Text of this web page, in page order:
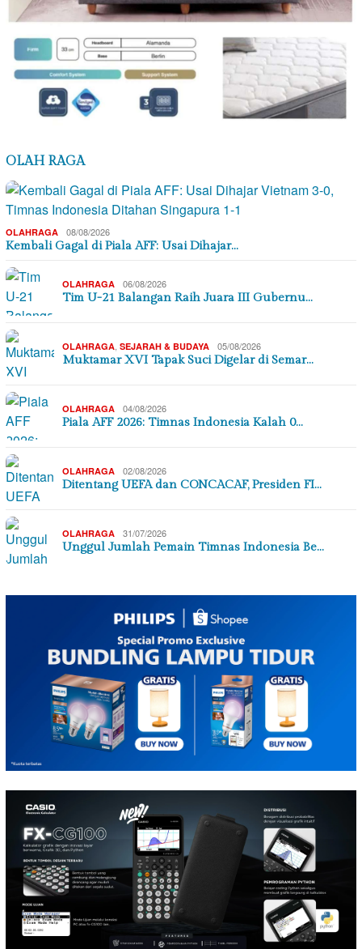
OLAH RAGA
OLAHRAGA 08/08/2026
Kembali Gagal di Piala AFF: Usai Dihajar…
OLAHRAGA 06/08/2026
Tim U-21 Balangan Raih Juara III Gubernu…
OLAHRAGA, SEJARAH & BUDAYA 05/08/2026
Muktamar XVI Tapak Suci Digelar di Semar…
OLAHRAGA 04/08/2026
Piala AFF 2026: Timnas Indonesia Kalah 0…
OLAHRAGA 02/08/2026
Ditentang UEFA dan CONCACAF, Presiden FI…
OLAHRAGA 31/07/2026
Unggul Jumlah Pemain Timnas Indonesia Be…